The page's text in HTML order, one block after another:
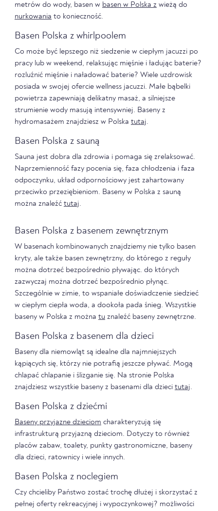
metrów do wody, basen w basen w Polska z wieżą do
nurkowania to konieczność.
Basen Polska z whirlpoolem
Co może być lepszego niż siedzenie w ciepłym jacuzzi po
pracy lub w weekend, relaksując mięśnie i ładując baterie?
rozluźnić mięśnie i naładować baterie? Wiele uzdrowisk
posiada w swojej ofercie wellness jacuzzi. Małe bąbelki
powietrza zapewniają delikatny masaż, a silniejsze
strumienie wody masują intensywniej. Baseny z
hydromasażem znajdziesz w Polska tutaj.
Basen Polska z sauną
Sauna jest dobra dla zdrowia i pomaga się zrelaksować.
Naprzemienność fazy pocenia się, faza chłodzenia i faza
odpoczynku, układ odpornościowy jest zahartowany
przeciwko przeziębieniom. Baseny w Polska z sauną
można znaleźć tutaj.
Basen Polska z basenem zewnętrznym
W basenach kombinowanych znajdziemy nie tylko basen
kryty, ale także basen zewnętrzny, do którego z reguły
można dotrzeć bezpośrednio pływając. do których
zazwyczaj można dotrzeć bezpośrednio płynąc.
Szczególnie w zimie, to wspaniałe doświadczenie siedzieć
w ciepłym ciepła woda, a dookoła pada śnieg. Wszystkie
baseny w Polska z można tu znaleźć baseny zewnętrzne.
Basen Polska z basenem dla dzieci
Baseny dla niemowląt są idealne dla najmniejszych
kąpiących się, którzy nie potrafią jeszcze pływać. Mogą
chlapać chlapanie i ślizganie się. Na stronie Polska
znajdziesz wszystkie baseny z basenami dla dzieci tutaj.
Basen Polska z dziećmi
Baseny przyjazne dzieciom charakteryzują się
infrastrukturą przyjazną dzieciom. Dotyczy to również
placów zabaw, toalety, punkty gastronomiczne, baseny
dla dzieci, ratownicy i wiele innych.
Basen Polska z noclegiem
Czy chcieliby Państwo zostać trochę dłużej i skorzystać z
pełnej oferty rekreacyjnej i wypoczynkowej? możliwości